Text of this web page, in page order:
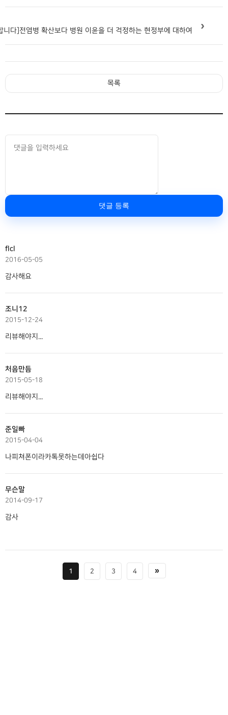
니다]전염병 확산보다 병원 이윤을 더 걱정하는 현정부에 대하여 ›
목록
댓글 등록
flcl
2016-05-05
감사해요
조니12
2015-12-24
리뷰해야지...
처음만듬
2015-05-18
리뷰해야지...
준일빠
2015-04-04
나피쳐폰이라카톡못하는데아쉽다
무슨말
2014-09-17
감사
1 2 3 4